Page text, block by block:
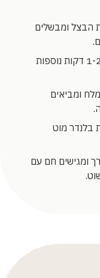
הבצל ומבשלים
מוסיפים את השום וממשיכים לבשל 1-2 דקות נוספות
ומביאים
בלנדר מוט
ומגישים חם עם